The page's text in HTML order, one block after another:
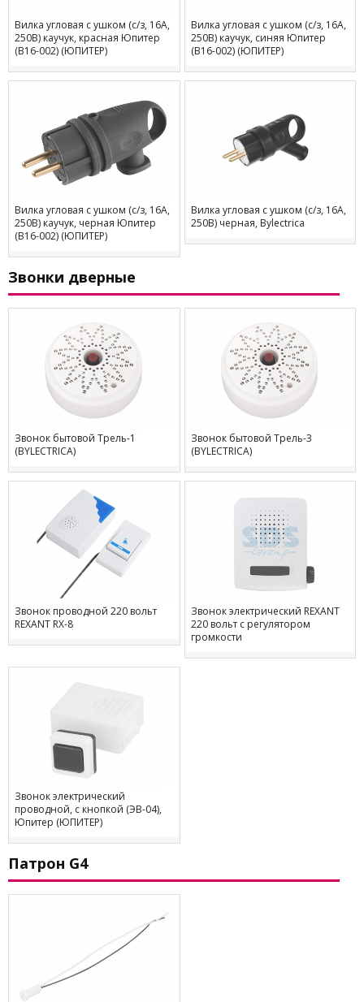
Вилка угловая с ушком (с/з, 16А,
250В) каучук, красная Юпитер
(В16-002) (ЮПИТЕР)
Вилка угловая с ушком (с/з, 16А,
250В) каучук, синяя Юпитер
(В16-002) (ЮПИТЕР)
Вилка угловая с ушком (с/з, 16А,
250В) каучук, черная Юпитер
(В16-002) (ЮПИТЕР)
Вилка угловая с ушком (с/з, 16А,
250В) черная, Bylectrica
Звонки дверные
Звонок бытовой Трель-1
(BYLECTRICA)
Звонок бытовой Трель-3
(BYLECTRICA)
Звонок проводной 220 вольт
REXANT RX-8
Звонок электрический REXANT
220 вольт с регулятором
громкости
Звонок электрический
проводной, с кнопкой (ЭВ-04),
Юпитер (ЮПИТЕР)
Патрон G4